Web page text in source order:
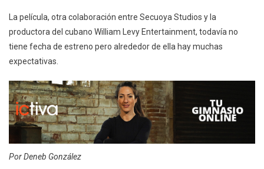
La película, otra colaboración entre Secuoya Studios y la
productora del cubano William Levy Entertainment, todavía no
tiene fecha de estreno pero alrededor de ella hay muchas
expectativas.
Por Deneb González